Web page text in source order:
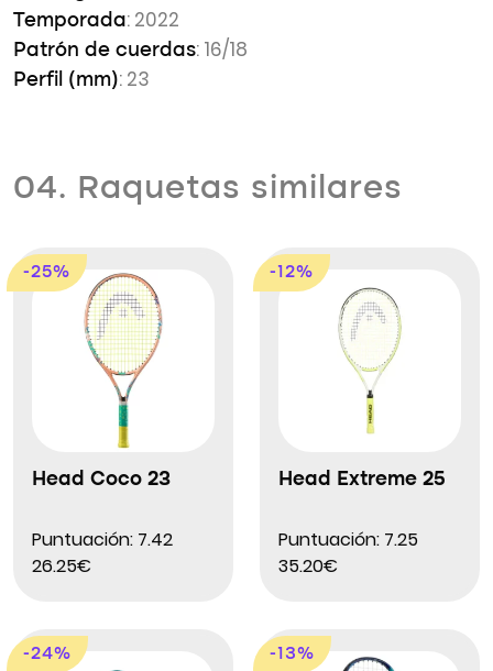
Temporada: 2022
Patrón de cuerdas: 16/18
Perfil (mm): 23
04. Raquetas similares
-25%
Head Coco 23
Puntuación: 7.42
26.25€
-12%
Head Extreme 25
Puntuación: 7.25
35.20€
-24% -13%